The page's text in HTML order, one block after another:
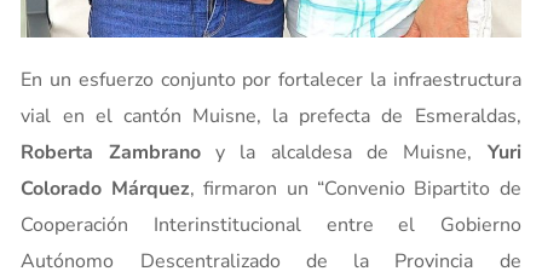
En un esfuerzo conjunto por fortalecer la infraestructura
vial en el cantón Muisne, la prefecta de Esmeraldas,
Roberta Zambranoy la alcaldesa de Muisne, Yuri
Colorado Márquez, firmaron un “Convenio Bipartito de
Cooperación Interinstitucional entre el Gobierno
Autónomo Descentralizado de la Provincia de